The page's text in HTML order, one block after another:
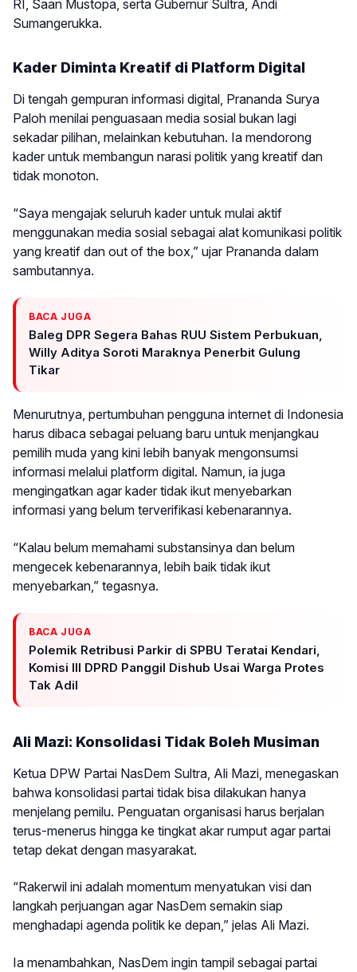
RI, Saan Mustopa, serta Gubernur Sultra, Andi
Sumangerukka.
Kader Diminta Kreatif di Platform Digital
Di tengah gempuran informasi digital, Prananda Surya
Paloh menilai penguasaan media sosial bukan lagi
sekadar pilihan, melainkan kebutuhan. Ia mendorong
kader untuk membangun narasi politik yang kreatif dan
tidak monoton.
“Saya mengajak seluruh kader untuk mulai aktif
menggunakan media sosial sebagai alat komunikasi politik
yang kreatif dan out of the box,” ujar Prananda dalam
sambutannya.
BACA JUGA
Baleg DPR Segera Bahas RUU Sistem Perbukuan,
Willy Aditya Soroti Maraknya Penerbit Gulung
Tikar
Menurutnya, pertumbuhan pengguna internet di Indonesia
harus dibaca sebagai peluang baru untuk menjangkau
pemilih muda yang kini lebih banyak mengonsumsi
informasi melalui platform digital. Namun, ia juga
mengingatkan agar kader tidak ikut menyebarkan
informasi yang belum terverifikasi kebenarannya.
“Kalau belum memahami substansinya dan belum
mengecek kebenarannya, lebih baik tidak ikut
menyebarkan,” tegasnya.
BACA JUGA
Polemik Retribusi Parkir di SPBU Teratai Kendari,
Komisi III DPRD Panggil Dishub Usai Warga Protes
Tak Adil
Ali Mazi: Konsolidasi Tidak Boleh Musiman
Ketua DPW Partai NasDem Sultra, Ali Mazi, menegaskan
bahwa konsolidasi partai tidak bisa dilakukan hanya
menjelang pemilu. Penguatan organisasi harus berjalan
terus-menerus hingga ke tingkat akar rumput agar partai
tetap dekat dengan masyarakat.
“Rakerwil ini adalah momentum menyatukan visi dan
langkah perjuangan agar NasDem semakin siap
menghadapi agenda politik ke depan,” jelas Ali Mazi.
Ia menambahkan, NasDem ingin tampil sebagai partai